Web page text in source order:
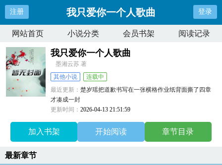
注册 我只爱你一个人歌曲 登录
网站首页 小说分类 会员书架 阅读记录
我只爱你一个人歌曲
墨湘云苏 著
其他小说
连载中
最近更新：楚岁瑶把道歉书写在一张横格作业纸背面撕了四章
才凑成一封
更新时间：2026-04-13 21:51:59
加入书架 开始阅读 章节目录
最新章节